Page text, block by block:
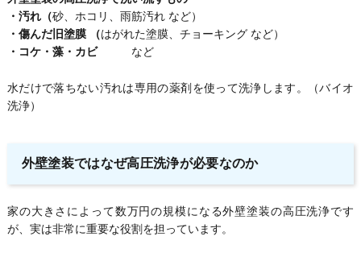
・汚れ（砂、ホコリ、雨筋汚れ など）
・傷んだ旧塗膜 （はがれた塗膜、チョーキング など）
・コケ・藻・カビなど
水だけで落ちない汚れは専用の薬剤を使って洗浄します。（バイオ
洗浄）
外壁塗装ではなぜ高圧洗浄が必要なのか
家の大きさによって数万円の規模になる外壁塗装の高圧洗浄です
が、実は非常に重要な役割を担っています。